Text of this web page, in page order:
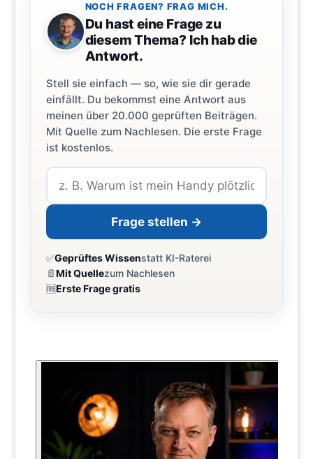
NOCH FRAGEN? FRAG MICH.
Du hast eine Frage zu
diesem Thema? Ich hab die
Antwort.
Stell sie einfach — so, wie sie dir gerade
einfällt. Du bekommst eine Antwort aus
meinen über 20.000 geprüften Beiträgen.
Mit Quelle zum Nachlesen. Die erste Frage
ist kostenlos.
Frage stellen →
✅Geprüftes Wissenstatt KI-Raterei
📄Mit Quellezum Nachlesen
🆓Erste Frage gratis